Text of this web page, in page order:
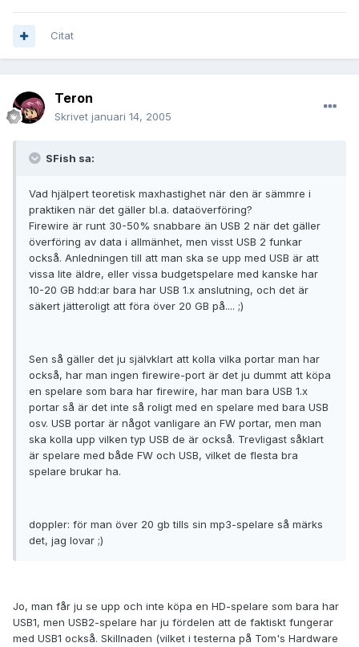
Citat
Teron
Skrivet januari 14, 2005
SFish sa:
Vad hjälpert teoretisk maxhastighet när den är sämmre i
praktiken när det gäller bl.a. dataöverföring?
Firewire är runt 30-50% snabbare än USB 2 när det gäller
överföring av data i allmänhet, men visst USB 2 funkar
också. Anledningen till att man ska se upp med USB är att
vissa lite äldre, eller vissa budgetspelare med kanske har
10-20 GB hdd:ar bara har USB 1.x anslutning, och det är
säkert jätteroligt att föra över 20 GB på.... ;)
Sen så gäller det ju självklart att kolla vilka portar man har
också, har man ingen firewire-port är det ju dummt att köpa
en spelare som bara har firewire, har man bara USB 1.x
portar så är det inte så roligt med en spelare med bara USB
osv. USB portar är något vanligare än FW portar, men man
ska kolla upp vilken typ USB de är också. Trevligast såklart
är spelare med både FW och USB, vilket de flesta bra
spelare brukar ha.
doppler: för man över 20 gb tills sin mp3-spelare så märks
det, jag lovar ;)
Jo, man får ju se upp och inte köpa en HD-spelare som bara har
USB1, men USB2-spelare har ju fördelen att de faktiskt fungerar
med USB1 också. Skillnaden (vilket i testerna på Tom's Hardware